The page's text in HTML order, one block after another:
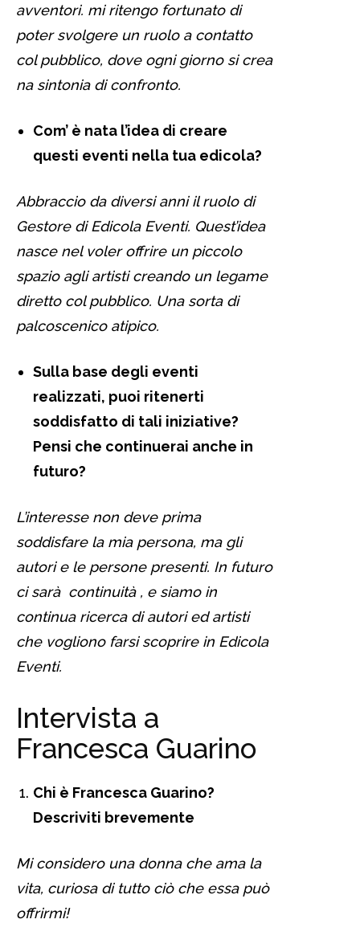
avventori. mi ritengo fortunato di
poter svolgere un ruolo a contatto
col pubblico, dove ogni giorno si crea
na sintonia di confronto.
Com’ è nata l’idea di creare
questi eventi nella tua edicola?
Abbraccio da diversi anni il ruolo di
Gestore di Edicola Eventi. Quest’idea
nasce nel voler offrire un piccolo
spazio agli artisti creando un legame
diretto col pubblico. Una sorta di
palcoscenico atipico.
Sulla base degli eventi
realizzati, puoi ritenerti
soddisfatto di tali iniziative?
Pensi che continuerai anche in
futuro?
L’interesse non deve prima
soddisfare la mia persona, ma gli
autori e le persone presenti. In futuro
ci sarà continuità , e siamo in
continua ricerca di autori ed artisti
che vogliono farsi scoprire in Edicola
Eventi.
Intervista a
Francesca Guarino
Chi è Francesca Guarino?
Descriviti brevemente
Mi considero una donna che ama la
vita, curiosa di tutto ciò che essa può
offrirmi!